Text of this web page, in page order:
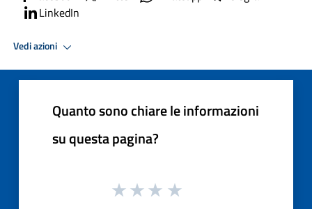
LinkedIn
Vedi azioni
Quanto sono chiare le informazioni
su questa pagina?